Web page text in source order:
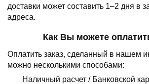
доставки может составить 1–2 дня в
адреса.
Как Вы можете
Оплатить заказ, сделанный в нашем
можно несколькими способами:
Наличный расчет / Банковской